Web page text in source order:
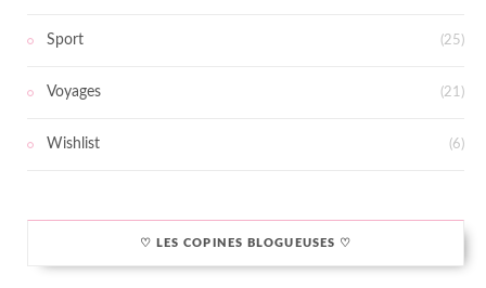
Sport (25)
Voyages (21)
Wishlist (6)
♡ LES COPINES BLOGUEUSES ♡